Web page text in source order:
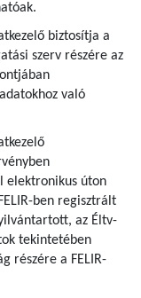
biztosítja a
szerv részére az
való
elektronikus úton
ben regisztrált
az Éltv-
tekintetében
részére a FELIR-